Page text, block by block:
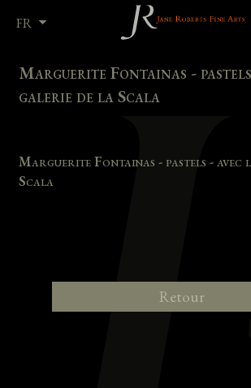
FR
Marguerite Fontainas -
galerie de la Scala
Marguerite Fontainas - pastels - avec
Scala
Retour